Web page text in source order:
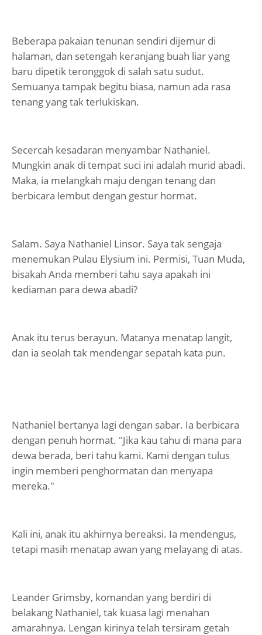
Beberapa pakaian tenunan sendiri dijemur di
halaman, dan setengah keranjang buah liar yang
baru dipetik teronggok di salah satu sudut.
Semuanya tampak begitu biasa, namun ada rasa
tenang yang tak terlukiskan.
Secercah kesadaran menyambar Nathaniel.
Mungkin anak di tempat suci ini adalah murid abadi.
Maka, ia melangkah maju dengan tenang dan
berbicara lembut dengan gestur hormat.
Salam. Saya Nathaniel Linsor. Saya tak sengaja
menemukan Pulau Elysium ini. Permisi, Tuan Muda,
bisakah Anda memberi tahu saya apakah ini
kediaman para dewa abadi?
Anak itu terus berayun. Matanya menatap langit,
dan ia seolah tak mendengar sepatah kata pun.
Nathaniel bertanya lagi dengan sabar. Ia berbicara
dengan penuh hormat. "Jika kau tahu di mana para
dewa berada, beri tahu kami. Kami dengan tulus
ingin memberi penghormatan dan menyapa
mereka."
Kali ini, anak itu akhirnya bereaksi. Ia mendengus,
tetapi masih menatap awan yang melayang di atas.
Leander Grimsby, komandan yang berdiri di
belakang Nathaniel, tak kuasa lagi menahan
amarahnya. Lengan kirinya telah tersiram getah